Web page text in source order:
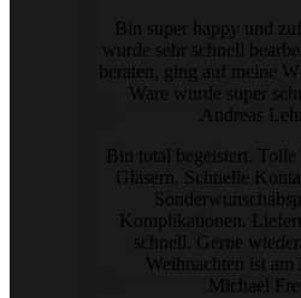
Bin super happy und
wurde sehr schnell
beraten, ging auf meine
Ware wurde super
Andreas
Bin total begeistert.
Gläsern. Schnelle
Komplikationen.
schnell. Gerne
Weihnachten ist
Michael